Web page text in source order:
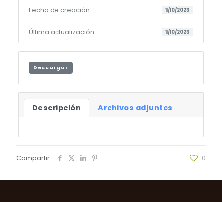
Fecha de creación 11/10/2023
Última actualización 11/10/2023
Descargar
Descripción Archivos adjuntos
Compartir 0